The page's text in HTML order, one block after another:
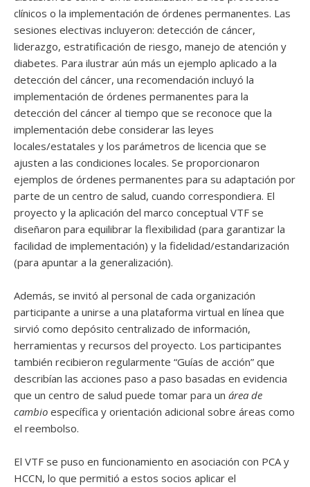
clínicos o la implementación de órdenes permanentes. Las
sesiones electivas incluyeron: detección de cáncer,
liderazgo, estratificación de riesgo, manejo de atención y
diabetes. Para ilustrar aún más un ejemplo aplicado a la
detección del cáncer, una recomendación incluyó la
implementación de órdenes permanentes para la
detección del cáncer al tiempo que se reconoce que la
implementación debe considerar las leyes
locales/estatales y los parámetros de licencia que se
ajusten a las condiciones locales. Se proporcionaron
ejemplos de órdenes permanentes para su adaptación por
parte de un centro de salud, cuando correspondiera. El
proyecto y la aplicación del marco conceptual VTF se
diseñaron para equilibrar la flexibilidad (para garantizar la
facilidad de implementación) y la fidelidad/estandarización
(para apuntar a la generalización).
Además, se invitó al personal de cada organización
participante a unirse a una plataforma virtual en línea que
sirvió como depósito centralizado de información,
herramientas y recursos del proyecto. Los participantes
también recibieron regularmente “Guías de acción” que
describían las acciones paso a paso basadas en evidencia
que un centro de salud puede tomar para un área de
cambio específica y orientación adicional sobre áreas como
el reembolso.
El VTF se puso en funcionamiento en asociación con PCA y
HCCN, lo que permitió a estos socios aplicar el